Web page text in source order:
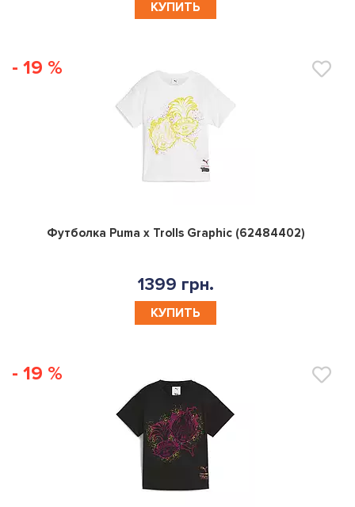
КУПИТЬ
- 19 %
0
Футболка Puma x Trolls Graphic (62484402)
1399 грн.
КУПИТЬ
- 19 %